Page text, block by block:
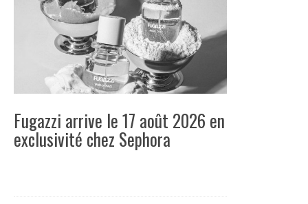
Fugazzi arrive le 17 août 2026 en
exclusivité chez Sephora